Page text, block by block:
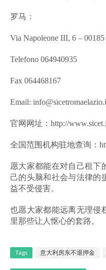
罗马：
Via Napoleone III, 6 – 00185
Telefono 064940935
Fax 064468167
Email:
官网网址：http://
全国范围机构驻地查询：
愿大家都能在对自己租下
己的头脑和社会与法律的
益不受侵害。
也愿大家都能远离无理侵
里那些让人怄心的套路。
Tags 意大利房东不退押金